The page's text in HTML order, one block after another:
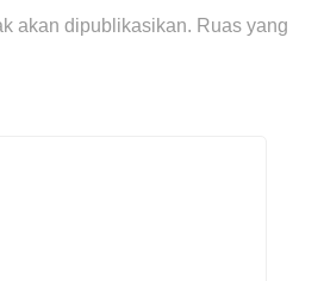
akan dipublikasikan. Ruas yang